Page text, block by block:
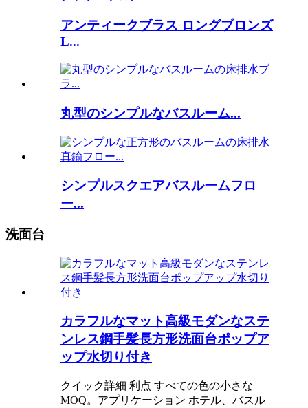
アンティークブラス ロングブロンズ
L...
丸型のシンプルなバスルーム...
シンプルスクエアバスルームフロ
ー...
洗面台
カラフルなマット高級モダンなステ
ンレス鋼手髪長方形洗面台ポップア
ップ水切り付き
クイック詳細 利点 すべての色の小さな
MOQ。アプリケーション ホテル、バスル